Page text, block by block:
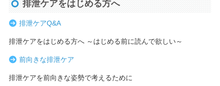
排泄ケアをはじめる方へ
排泄ケアQ&A
排泄ケアをはじめる方へ ～はじめる前に読んで欲しい～
前向きな排泄ケア
排泄ケアを前向きな姿勢で考えるために